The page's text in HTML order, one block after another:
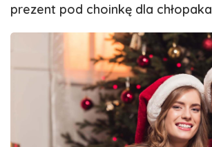
prezent pod choinkę dla chłopaka
Życzenia
świąteczne
dla
Dziewczyny